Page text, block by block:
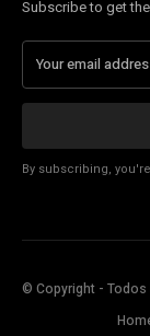
Subscribe to get
By subscribing,
© Copyright -